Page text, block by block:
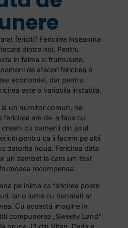
fericiti? Fericirea inseamna
dintre noi. Pentru
in faima si frumusete,
de afaceri fericirea e
economiei, dar pentru
este o variabila instabila.
la un numitor comun, ne
fericirea are de-a face cu
cream cu oamenii din jurul
pentru ca ii facem pe altii
datorita noua. Fericirea data
un zambet la care am fost
recompensa.
pe inima ca fericirea poate
iar o lume cu bunatati ar
Cu aceasta imagine in
compunerea „Sweety Land”